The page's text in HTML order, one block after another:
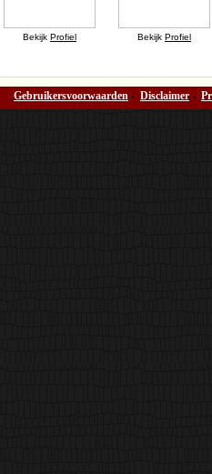
Gebruikersvoorwaarden - Disclaimer -